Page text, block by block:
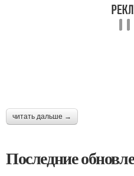
читать дальше →
Последние